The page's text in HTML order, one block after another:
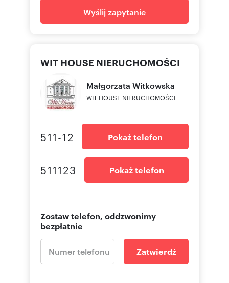
48 5
Numer oferty: 1157/3343/OMS
Wyślij zapytanie
WIT HOUSE NIERUCHOMOŚCI
Małgorzata Witkowska
WIT HOUSE NIERUCHOMOŚCI
511-12 Pokaż telefon
511123 Pokaż telefon
Zostaw telefon, oddzwonimy
bezpłatnie
Zatwierdź